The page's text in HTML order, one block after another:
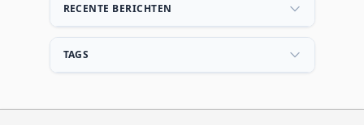
RECENTE BERICHTEN
TAGS